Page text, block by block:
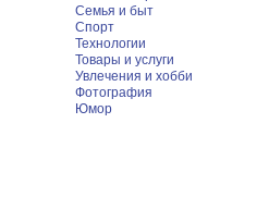
Семья и быт
Спорт
Технологии
Товары и услуги
Увлечения и хобби
Фотография
Юмор